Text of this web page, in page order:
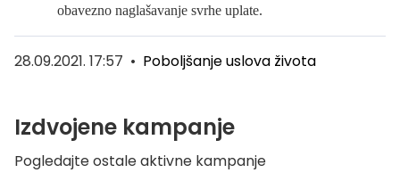
obavezno naglašavanje svrhe uplate.
28.09.2021. 17:57 • Poboljšanje uslova života
Izdvojene kampanje
Pogledajte ostale aktivne kampanje